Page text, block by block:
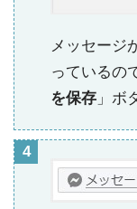
メッセージ
っているの
を保存 」ボ